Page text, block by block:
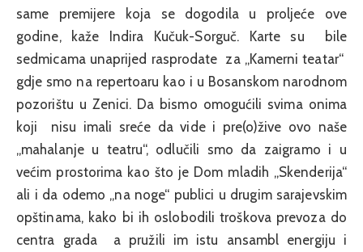
same premijere koja se dogodila u proljeće ove
godine, kaže Indira Kučuk-Sorguč. Karte su bile
sedmicama unaprijed rasprodate za „Kamerni teatar“
gdje smo na repertoaru kao i u Bosanskom narodnom
pozorištu u Zenici. Da bismo omogućili svima onima
koji nisu imali sreće da vide i pre(o)žive ovo naše
„mahalanje u teatru“, odlučili smo da zaigramo i u
većim prostorima kao što je Dom mladih „Skenderija“
ali i da odemo „na noge“ publici u drugim sarajevskim
opštinama, kako bi ih oslobodili troškova prevoza do
centra grada a pružili im istu ansambl energiju i